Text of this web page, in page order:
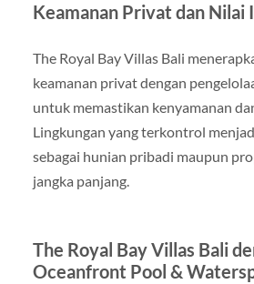
Keamanan Privat dan Nilai
The Royal Bay Villas Bali
keamanan privat dengan
untuk memastikan kenyamanan
Lingkungan yang terkontrol
sebagai hunian pribadi maupun
jangka panjang.
The Royal Bay Villas Bali
Oceanfront Pool &